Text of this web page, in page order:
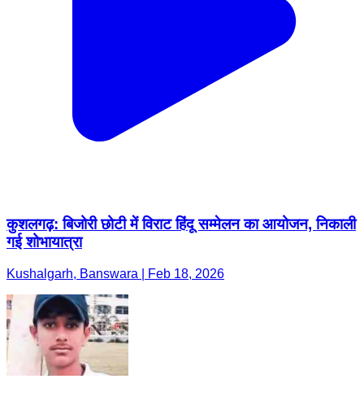
कुशलगढ़: बिजोरी छोटी में विराट हिंदू सम्मेलन का आयोजन, निकाली
गई शोभायात्रा
Kushalgarh, Banswara | Feb 18, 2026